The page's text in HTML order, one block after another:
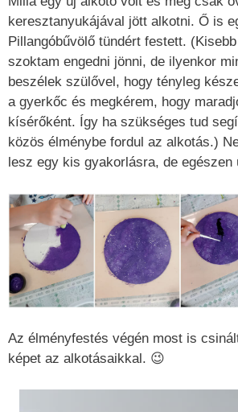
keresztanyukájával jött alkotni. Ő is
Pillangóbűvölő tündért festett.
szoktam engedni jönni, de ilyenkor
beszélek szülővel, hogy tényleg
a gyerkőc és megkérem, hogy
kísérőként. Így ha szükséges tud
közös élménybe fordul az alkotás.)
lesz egy kis gyakorlásra, de
Az élményfestés végén most is
képet az alkotásaikkal. 😉